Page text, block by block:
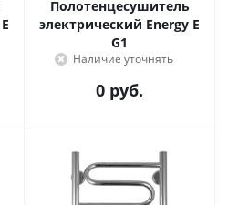
Полотенцесушитель
электрический Energy E
G1
Наличие уточнять
0 руб.